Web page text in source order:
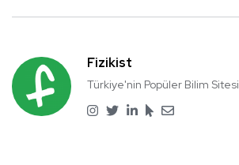
Fizikist
Türkiye'nin Popüler Bilim Sitesi